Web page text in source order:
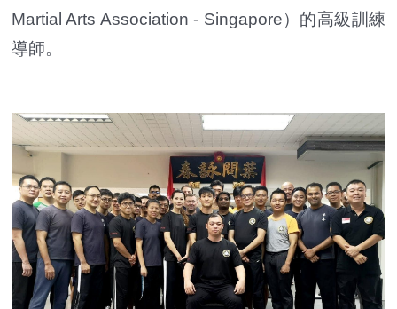
Martial Arts Association - Singapore）的高級訓練
導師。